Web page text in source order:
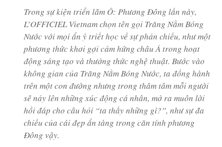
Trong sự kiện triển lãm Ô: Phương Đông lần này,
L’OFFICIEL Vietnam chọn tên gọi Trăng Nằm Bóng
Nước với mọi ẩn ý triết học về sự phản chiếu, như một
phương thức khơi gợi cảm hứng châu Á trong hoạt
động sáng tạo và thưởng thức nghệ thuật. Bước vào
không gian của Trăng Nằm Bóng Nước, ta đồng hành
trên một con đường nhưng trong thâm tâm mỗi người
sẽ nảy lên những xúc động cá nhân, mở ra muôn lời
hồi đáp cho câu hỏi “ta thấy những gì?”, như sự đa
chiều của cái đẹp ẩn tàng trong căn tính phương
Đông vậy.